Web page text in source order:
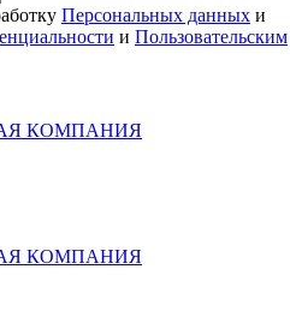
Персональных данных и
и Пользовательским
КОМПАНИЯ
КОМПАНИЯ